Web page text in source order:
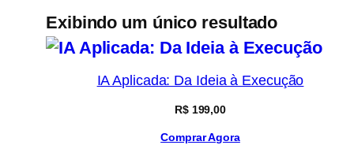
Exibindo um único resultado
IA Aplicada: Da Ideia à Execução
R$199,00
Comprar Agora